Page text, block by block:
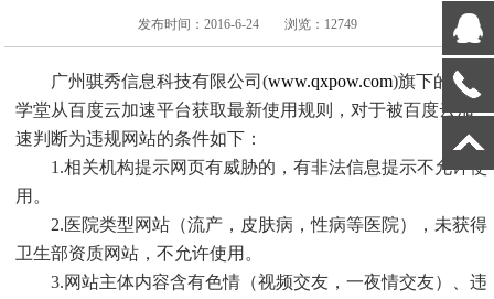
发布时间：2016-6-24 浏览：12749
广州骐秀信息科技有限公司(www.qxpow.com)旗下的骐秀
学堂从百度云加速平台获取最新使用规则，对于被百度云加
速判断为违规网站的条件如下：
1.相关机构提示网页有威胁的，有非法信息提示不允许使
用。
2.医院类型网站（流产，皮肤病，性病等医院），未获得
卫生部资质网站，不允许使用。
3.网站主体内容含有色情（视频交友，一夜情交友）、违